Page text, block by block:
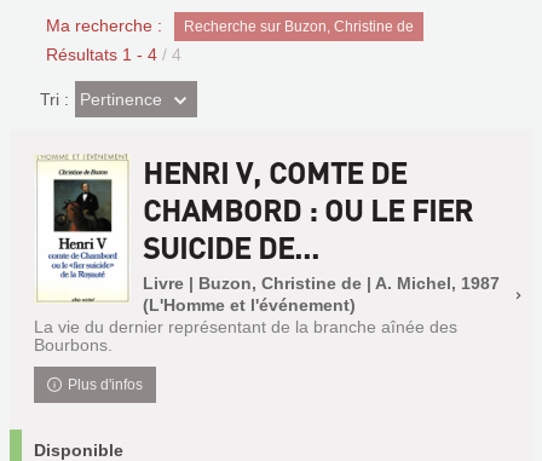
Ma recherche : Recherche sur Buzon, Christine de
Résultats 1 - 4 / 4
Tri : (Effet
imédiat)
Pertinence
HENRI V, COMTE DE
CHAMBORD : OU LE FIER
SUICIDE DE...
Livre | Buzon, Christine de | A. Michel, 1987
(L'Homme et l'événement)
La vie du dernier représentant de la branche aînée des
Bourbons.
Plus d'infos
Disponible